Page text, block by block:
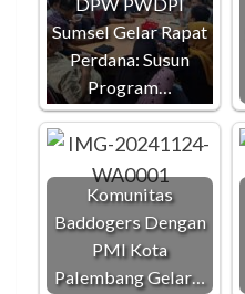
Sumsel Gelar Rapat
Perdana: Susun
Program…
Komunitas
Baddogers Dengan
PMI Kota
Palembang Gelar…